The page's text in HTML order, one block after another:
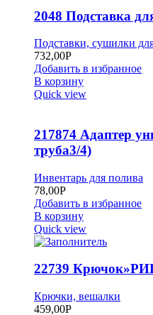
2048 Подставка
Подставки, сушилки
732,00Р
Добавить в избранное
В корзину
Quick view
217874 Адаптер
труба3/4)
Инвентарь для полива
78,00Р
Добавить в избранное
В корзину
Quick view
22739
Крючки, вешалки
459,00Р